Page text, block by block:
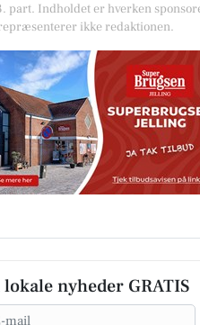
part. Indholdet er hverken
ikke redaktionen.
lokale nyheder GRATIS